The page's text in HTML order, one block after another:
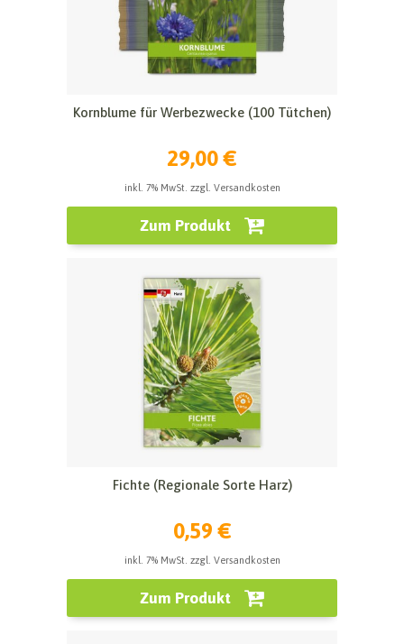
Kornblume für Werbezwecke (100 Tütchen)
29,00 €
inkl. 7% MwSt. zzgl. Versandkosten
Zum Produkt
Fichte (Regionale Sorte Harz)
0,59 €
inkl. 7% MwSt. zzgl. Versandkosten
Zum Produkt